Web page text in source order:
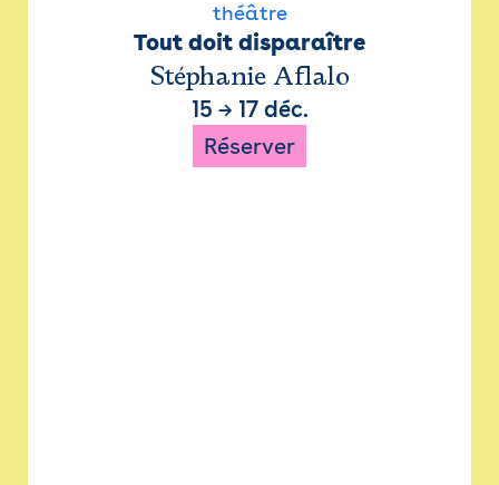
théâtre
Tout doit disparaître
Stéphanie Aflalo
15 → 17 déc.
Réserver